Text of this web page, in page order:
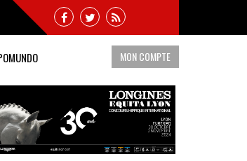
MON COMPTE